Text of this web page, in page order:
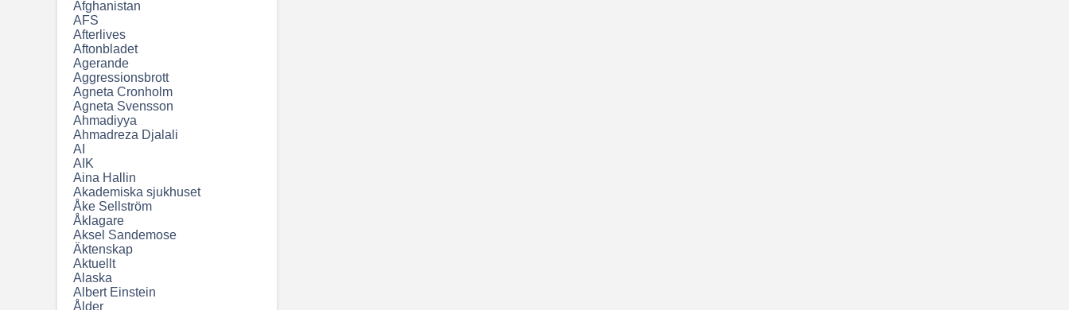
Afghanistan
AFS
Afterlives
Aftonbladet
Agerande
Aggressionsbrott
Agneta Cronholm
Agneta Svensson
Ahmadiyya
Ahmadreza Djalali
AI
AIK
Aina Hallin
Akademiska sjukhuset
Åke Sellström
Åklagare
Aksel Sandemose
Äktenskap
Aktuellt
Alaska
Albert Einstein
Ålder